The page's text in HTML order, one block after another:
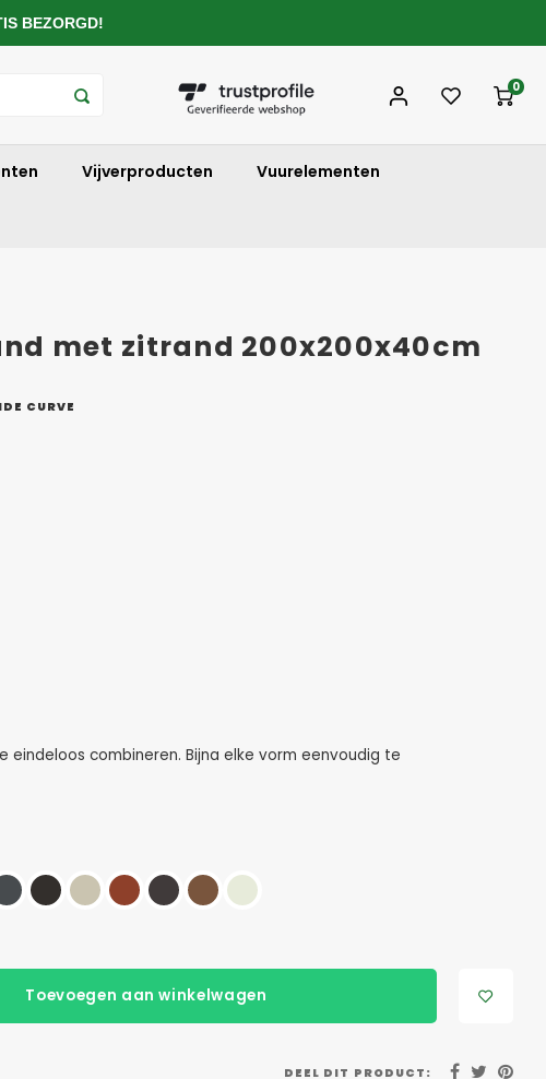
0
Vijverproducten Vuurelementen
met zitrand 200x200x40cm
CURVE
eindeloos combineren. Bijna elke vorm eenvoudig te
Toevoegen aan winkelwagen
DEEL DIT PRODUCT:
BEZORGD!